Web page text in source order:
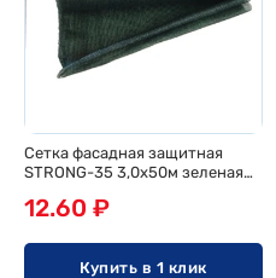
Сетка фасадная защитная
STRONG-35 3,0х50м зеленая
12.60 ₽
Купить в 1 клик